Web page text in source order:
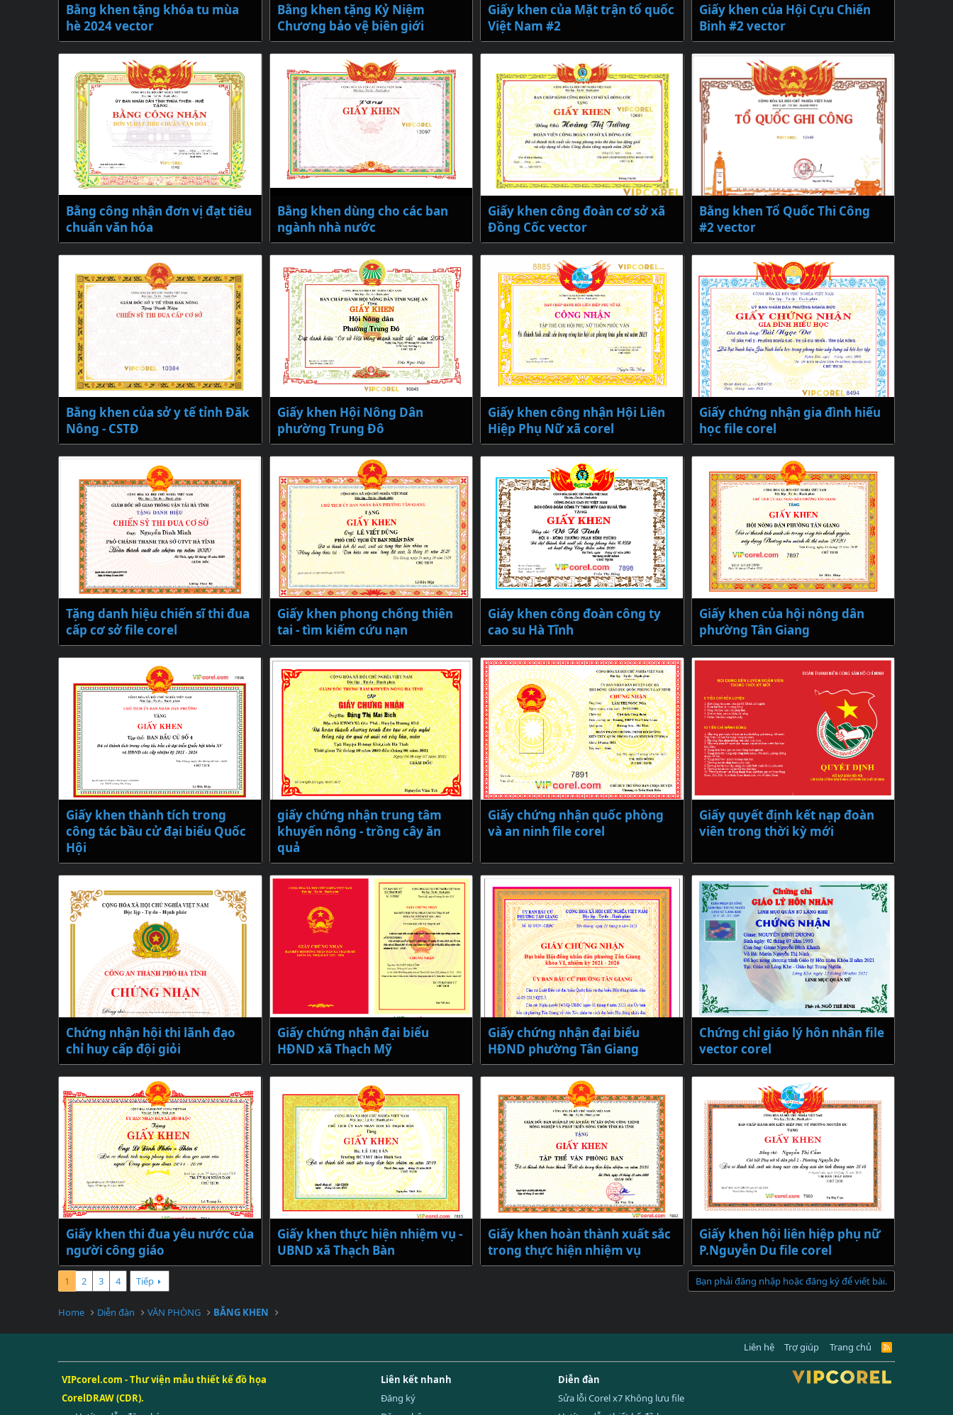
Bằng khen tặng khóa tu mùa
hè 2024 vector
Bằng khen tặng Kỷ Niệm
Chương bảo vệ biên giới
Giấy khen của Mặt trận tổ quốc
Việt Nam #2
Giấy khen của Hội Cựu Chiến
Binh #2 vector
Bằng công nhận đơn vị đạt tiêu
chuẩn văn hóa
Bằng khen dùng cho các ban
ngành nhà nước
Giấy khen công đoàn cơ sở xã
Đồng Cốc vector
Bằng khen Tổ Quốc Thi Công
#2 vector
Bằng khen của sở y tế tỉnh Đăk
Nông - CSTĐ
Giấy khen Hội Nông Dân
phường Trung Đô
Giấy khen công nhận Hội Liên
Hiệp Phụ Nữ xã corel
Giấy chứng nhận gia đình hiếu
học file corel
Tặng danh hiệu chiến sĩ thi đua
cấp cơ sở file corel
Giấy khen phong chống thiên
tai - tìm kiếm cứu nạn
Giáy khen công đoàn công ty
cao su Hà Tĩnh
Giấy khen của hội nông dân
phường Tân Giang
Giấy khen thành tích trong
công tác bầu cử đại biểu Quốc
Hội
giấy chứng nhận trung tâm
khuyến nông - trồng cây ăn
quả
Giấy chứng nhận quốc phòng
và an ninh file corel
Giấy quyết định kết nạp đoàn
viên trong thời kỳ mới
Chứng nhận hội thi lãnh đạo
chỉ huy cấp đội giỏi
Giấy chứng nhận đại biểu
HĐND xã Thạch Mỹ
Giấy chứng nhận đại biểu
HĐND phường Tân Giang
Chứng chỉ giáo lý hôn nhân file
vector corel
Giấy khen thi đua yêu nước của
người công giáo
Giấy khen thực hiện nhiệm vụ -
UBND xã Thạch Bàn
Giấy khen hoàn thành xuất sắc
trong thực hiện nhiệm vụ
Giấy khen hội liên hiệp phụ nữ
P.Nguyễn Du file corel
1 2 3 4 Tiếp Bạn phải đăng nhập hoặc đăng ký để viết bài.
Home Diễn đàn VĂN PHÒNG BẰNG KHEN
Liên hệ Trợ giúp Trang chủ
R
VIPcorel.com - Thư viện mẫu thiết kế đồ họa
CorelDRAW (CDR).
Liên kết nhanh
Đăng ký
Diễn đàn
Sửa lỗi Corel x7 Không lưu file